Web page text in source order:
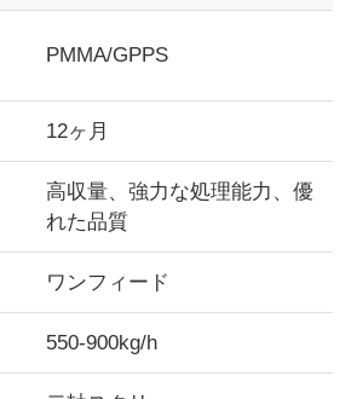
PMMA/GPPS
12ヶ月
高収量、強力な処理能力、優
れた品質
ワンフィード
550-900kg/h